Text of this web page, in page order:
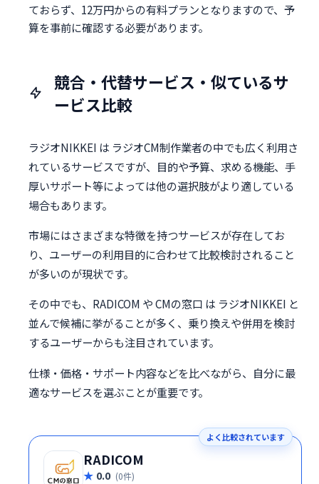
ておらず、12万円からの有料プランとなりますので、予
算を事前に確認する必要があります。
競合・代替サービス・似ているサ
ービス比較
ラジオNIKKEI は ラジオCM制作業者の中でも広く利用さ
れているサービスですが、目的や予算、求める機能、手
厚いサポート等によっては他の選択肢がより適している
場合もあります。
市場にはさまざまな特徴を持つサービスが存在してお
り、ユーザーの利用目的に合わせて比較検討されること
が多いのが現状です。
その中でも、RADICOM や CMの窓口 は ラジオNIKKEI と
並んで候補に挙がることが多く、乗り換えや併用を検討
するユーザーからも注目されています。
仕様・価格・サポート内容などを比べながら、自分に最
適なサービスを選ぶことが重要です。
よく比較されています
RADICOM
0.0 (0件)